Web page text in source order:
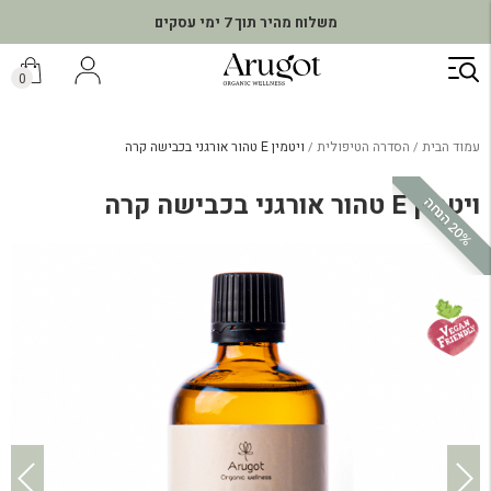
משלוח מהיר תוך 7 ימי עסקים
דילוג
לתוכן
0
עמוד הבית הסדרה הטיפולית ויטמין E טהור אורגני בכבישה קרה
2
0
%
ה
נ
ח
ה
ויטמין E טהור אורגני בכבישה קרה